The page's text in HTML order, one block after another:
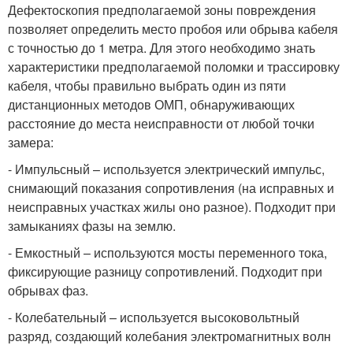
Дефектоскопия предполагаемой зоны повреждения
позволяет определить место пробоя или обрыва кабеля
с точностью до 1 метра. Для этого необходимо знать
характеристики предполагаемой поломки и трассировку
кабеля, чтобы правильно выбрать один из пяти
дистанционных методов ОМП, обнаруживающих
расстояние до места неисправности от любой точки
замера:
- Импульсный – используется электрический импульс,
снимающий показания сопротивления (на исправных и
неисправных участках жилы оно разное). Подходит при
замыканиях фазы на землю.
- Емкостный – используются мосты переменного тока,
фиксирующие разницу сопротивлений. Подходит при
обрывах фаз.
- Колебательный – используется высоковольтный
разряд, создающий колебания электромагнитных волн